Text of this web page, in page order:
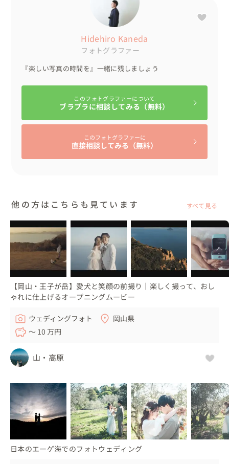
Hidehiro Kaneda
フォトグラファー
『楽しい写真の時間を』一緒に残しましょう
このフォトグラファーについて
ブラプラに相談してみる（無料）
このフォトグラファーに
直接相談してみる（無料）
他の方はこちらも見ています すべて見る
【岡山・王子が岳】愛犬と笑顔の前撮り｜楽しく撮って、おし
ゃれに仕上げるオープニングムービー
ウェディングフォト
岡山県
〜 10 万円
山・高原
日本のエーゲ海でのフォトウェディング